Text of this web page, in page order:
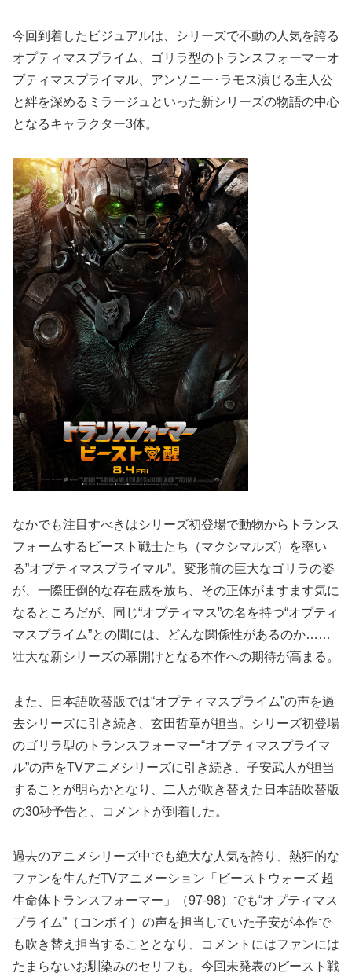
今回到着したビジュアルは、シリーズで不動の人気を誇る
オプティマスプライム、ゴリラ型のトランスフォーマーオ
プティマスプライマル、アンソニー･ラモス演じる主人公
と絆を深めるミラージュといった新シリーズの物語の中心
となるキャラクター3体。
なかでも注目すべきはシリーズ初登場で動物からトランス
フォームするビースト戦士たち（マクシマルズ）を率い
る”オプティマスプライマル”。変形前の巨大なゴリラの姿
が、一際圧倒的な存在感を放ち、その正体がますます気に
なるところだが、同じ“オプティマス”の名を持つ“オプティ
マスプライム”との間には、どんな関係性があるのか……
壮大な新シリーズの幕開けとなる本作への期待が高まる。
また、日本語吹替版では“オプティマスプライム”の声を過
去シリーズに引き続き、玄田哲章が担当。シリーズ初登場
のゴリラ型のトランスフォーマー“オプティマスプライマ
ル”の声をTVアニメシリーズに引き続き、子安武人が担当
することが明らかとなり、二人が吹き替えた日本語吹替版
の30秒予告と、コメントが到着した。
過去のアニメシリーズ中でも絶大な人気を誇り、熱狂的な
ファンを生んだTVアニメーション「ビーストウォーズ 超
生命体トランスフォーマー」（97-98）でも“オプティマス
プライム”（コンボイ）の声を担当していた子安が本作で
も吹き替え担当することとなり、コメントにはファンには
たまらないお馴染みのセリフも。今回未発表のビースト戦